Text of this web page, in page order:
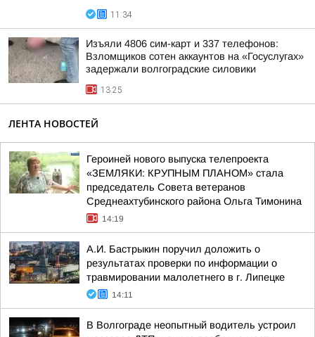
11:34
Изъяли 4806 сим-карт и 337 телефонов:
Взломщиков сотен аккаунтов на «Госуслугах»
задержали волгоградские силовики
13:25
ЛЕНТА НОВОСТЕЙ
Героиней нового выпуска телепроекта
«ЗЕМЛЯКИ: КРУПНЫМ ПЛАНОМ» стала
председатель Совета ветеранов
Среднеахтубинского района Ольга Тимонина
14:19
А.И. Бастрыкин поручил доложить о
результатах проверки по информации о
травмировании малолетнего в г. Липецке
14:11
В Волгограде неопытный водитель устроил